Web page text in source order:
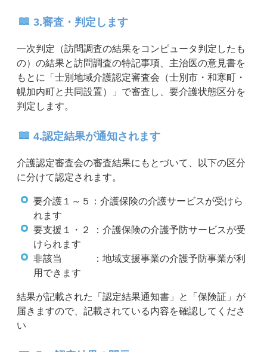
3.審査・判定します
一次判定（訪問調査の結果をコンピュータ判定したも
の）の結果と訪問調査の特記事項、主治医の意見書を
もとに「士別地域介護認定審査会（士別市・和寒町・
幌加内町と共同設置）」で審査し、要介護状態区分を
判定します。
4.認定結果が通知されます
介護認定審査会の審査結果にもとづいて、以下の区分
に分けて認定されます。
要介護１～５：介護保険の介護サービスが受けら
れます
要支援１・２ ：介護保険の介護予防サービスが受
けられます
非該当 ：地域支援事業の介護予防事業が利
用できます
結果が記載された「認定結果通知書」と「保険証」が
届きますので、記載されている内容を確認してくださ
い